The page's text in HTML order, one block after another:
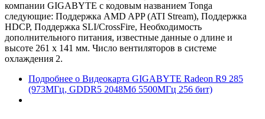
компании GIGABYTE с кодовым названием Tonga
следующие: Поддержка AMD APP (ATI Stream), Поддержка
HDCP, Поддержка SLI/CrossFire, Необходимость
дополнительного питания, известные данные о длине и
высоте 261 х 141 мм. Число вентиляторов в системе
охлаждения 2.
Подробнее о Видеокарта GIGABYTE Radeon R9 285
(973МГц, GDDR5 2048Мб 5500МГц 256 бит)